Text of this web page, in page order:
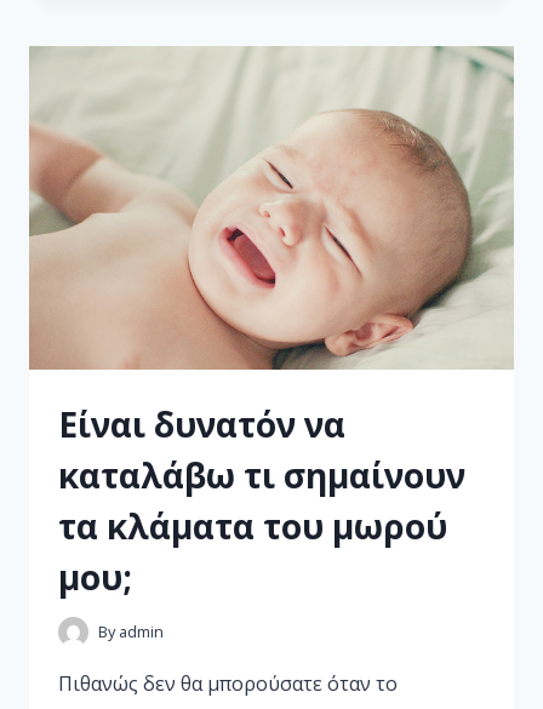
Είναι δυνατόν να
καταλάβω τι σημαίνουν
τα κλάματα του μωρού
μου;
By admin
Πιθανώς δεν θα μπορούσατε όταν το